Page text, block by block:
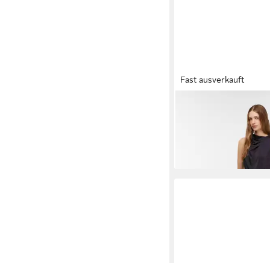
Fast ausverkauft
Jumpsuit
Jumpsuit mit